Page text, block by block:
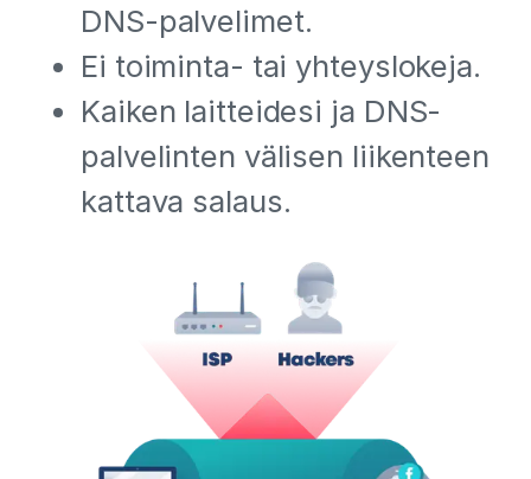
DNS-palvelimet.
Ei toiminta- tai yhteyslokeja.
Kaiken laitteidesi ja DNS-
palvelinten välisen liikenteen
kattava salaus.